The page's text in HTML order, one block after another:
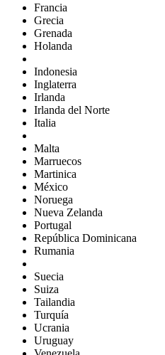
Francia
Grecia
Grenada
Holanda
Indonesia
Inglaterra
Irlanda
Irlanda del Norte
Italia
Malta
Marruecos
Martinica
México
Noruega
Nueva Zelanda
Portugal
República Dominicana
Rumania
Suecia
Suiza
Tailandia
Turquía
Ucrania
Uruguay